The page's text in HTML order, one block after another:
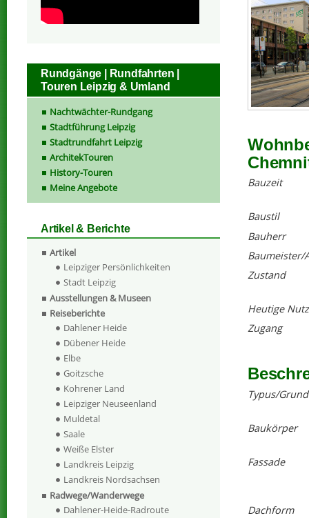
Bauzeit
Baustil
Bauherr
Baumeister/
Zustand
Heutige
Zugang
Typus/
Baukörper
Fassade
Dachform
Rundgänge | Rundfahrten |
Touren Leipzig & Umland
Nachtwächter-Rundgang
Stadtführung Leipzig
Stadtrundfahrt Leipzig
ArchitekTouren
History-Touren
Meine Angebote
Artikel & Berichte
Artikel
Leipziger Persönlichkeiten
Stadt Leipzig
Ausstellungen & Museen
Reiseberichte
Dahlener Heide
Dübener Heide
Elbe
Goitzsche
Kohrener Land
Leipziger Neuseenland
Muldetal
Saale
Weiße Elster
Landkreis Leipzig
Landkreis Nordsachsen
Radwege/Wanderwege
Dahlener-Heide-Radroute